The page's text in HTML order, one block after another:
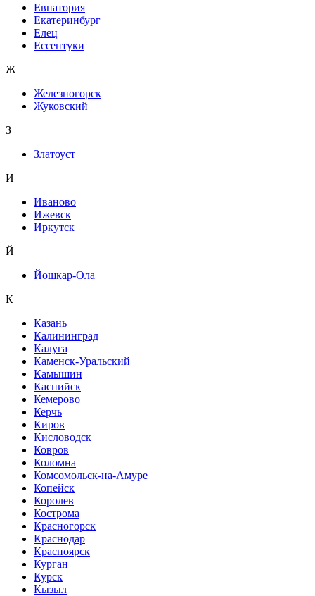
Евпатория
Екатеринбург
Елец
Ессентуки
Ж
Железногорск
Жуковский
З
Златоуст
И
Иваново
Ижевск
Иркутск
Й
Йошкар-Ола
К
Казань
Калининград
Калуга
Каменск-Уральский
Камышин
Каспийск
Кемерово
Керчь
Киров
Кисловодск
Ковров
Коломна
Комсомольск-на-Амуре
Копейск
Королев
Кострома
Красногорск
Краснодар
Красноярск
Курган
Курск
Кызыл